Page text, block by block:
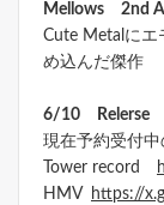
Mellows 2nd
Cute Metalにエ
め込んだ傑作
6/10 Relerse
現在予約受付中
Tower record
HMV
https://